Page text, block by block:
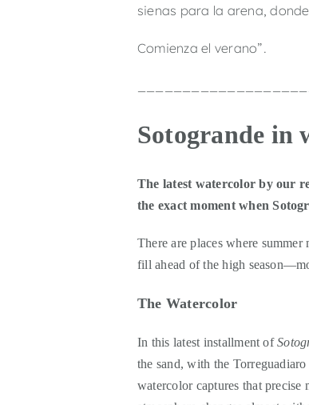
sienas para la arena,
Comienza el verano”.
Sotogrande in
The latest watercolor by our
the exact moment when
There are places where
fill ahead of the high
The Watercolor
In this latest installment of
the sand, with the
watercolor captures that